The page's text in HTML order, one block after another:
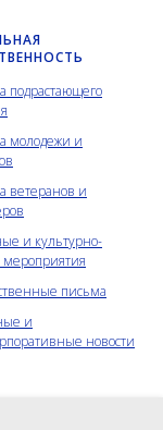
подрастающего
молодежи и
ветеранов и
и культурно-
мероприятия
письма
и
новости